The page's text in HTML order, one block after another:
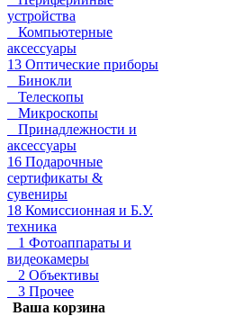
устройства
Компьютерные
аксессуары
13 Оптические приборы
Бинокли
Телескопы
Микроскопы
Принадлежности и
аксессуары
16 Подарочные
сертификаты &
сувениры
18 Комиссионная и Б.У.
техника
1 Фотоаппараты и
видеокамеры
2 Объективы
3 Прочее
Ваша корзина